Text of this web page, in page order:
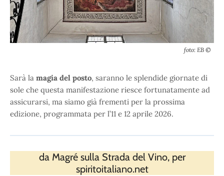
foto: EB ©
Sarà la magia del posto, saranno le splendide giornate di
sole che questa manifestazione riesce fortunatamente ad
assicurarsi, ma siamo già frementi per la prossima
edizione, programmata per l’11 e 12 aprile 2026.
da Magré sulla Strada del Vino, per
spiritoitaliano.net